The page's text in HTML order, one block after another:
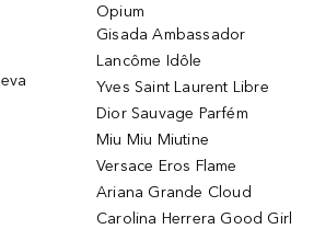
Opium
Gisada Ambassador
Lancôme Idôle
Yves Saint Laurent Libre
Dior Sauvage Parfém
Miu Miu Miutine
Versace Eros Flame
Ariana Grande Cloud
Carolina Herrera Good Girl